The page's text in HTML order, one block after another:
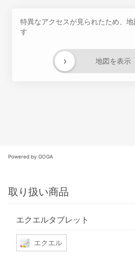
特異なアクセスが見られたため、
す
地図を表示
›
Powered by GOGA
取り扱い商品
エクエルタブレット
エクエル